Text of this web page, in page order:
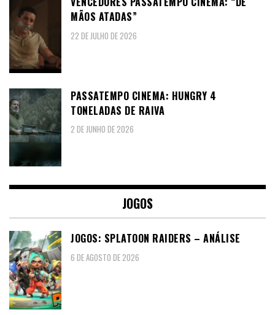
MÃOS ATADAS”
22 DE JULHO DE 2026
PASSATEMPO CINEMA: HUNGRY 4
TONELADAS DE RAIVA
2 DE JUNHO DE 2026
JOGOS
JOGOS: SPLATOON RAIDERS – ANÁLISE
6 DE AGOSTO DE 2026